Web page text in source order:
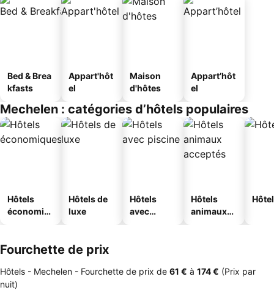
Bed & Brea
kfasts
Appart'hôt
el
Maison
d'hôtes
Appart’hôt
el
Mechelen : catégories d’hôtels populaires
Hôtels
économiq
Hôtels de
luxe
Hôtels
avec
Hôtels
animaux
Fourchette de prix
Hôtels - Mechelen - Fourchette de prix de ‎61 € à ‎174 € (Prix par
nuit)